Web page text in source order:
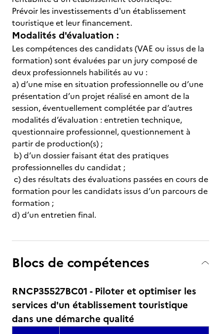
Prévoir les investissements d'un établissement
touristique et leur financement.
Modalités d'évaluation :
Les compétences des candidats (VAE ou issus de la
formation) sont évaluées par un jury composé de
deux professionnels habilités au vu :
a) d’une mise en situation professionnelle ou d’une
présentation d’un projet réalisé en amont de la
session, éventuellement complétée par d’autres
modalités d’évaluation : entretien technique,
questionnaire professionnel, questionnement à
partir de production(s) ;
b) d’un dossier faisant état des pratiques
professionnelles du candidat ;
c) des résultats des évaluations passées en cours de
formation pour les candidats issus d’un parcours de
formation ;
d) d’un entretien final.
Blocs de compétences
RNCP35527BC01 - Piloter et optimiser les
services d'un établissement touristique
dans une démarche qualité